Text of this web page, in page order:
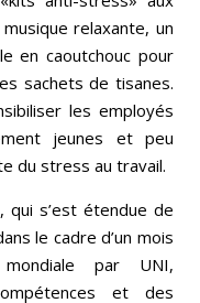
relaxante, un
en caoutchouc pour
sachets de tisanes.
les employés
jeunes et peu
du stress au travail.
qui s’est étendue de
le cadre d’un mois
par UNI,
et des